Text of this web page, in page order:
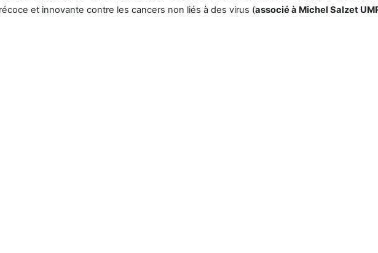
et innovante contre les cancers non liés à des virus (associé à Michel Salzet